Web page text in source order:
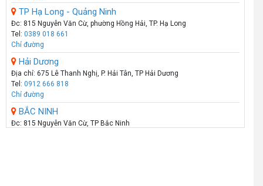
TP Hạ Long - Quảng Ninh
Đc: 815 Nguyễn Văn Cừ, phường Hồng Hải, TP. Hạ Long
Tel: 0389 018 661
Chỉ đường
Hải Dương
Địa chỉ: 675 Lê Thanh Nghị, P. Hải Tân, TP Hải Dương
Tel: 0912 666 818
Chỉ đường
BẮC NINH
Đc: 815 Nguyễn Văn Cừ, TP Bắc Ninh